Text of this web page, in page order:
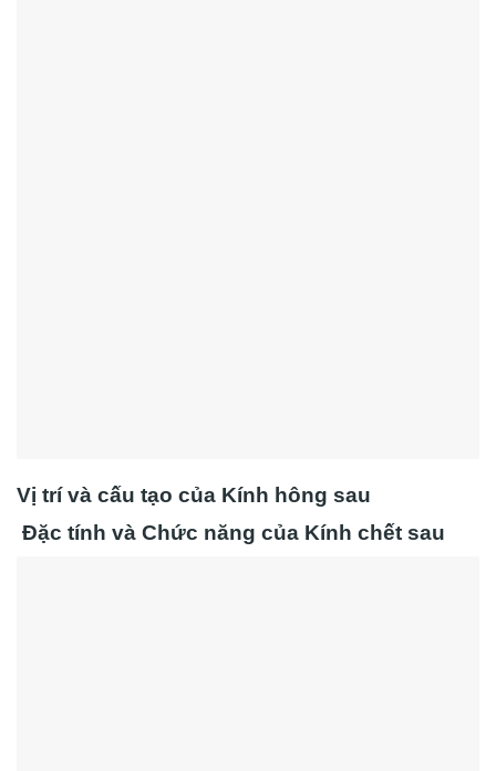
Vị trí và cấu tạo của Kính hông sau
Đặc tính và Chức năng của Kính chết sau